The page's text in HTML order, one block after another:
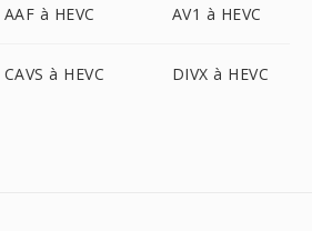
AAF à HEVC AV1 à HEVC
CAVS à HEVC DIVX à HEVC